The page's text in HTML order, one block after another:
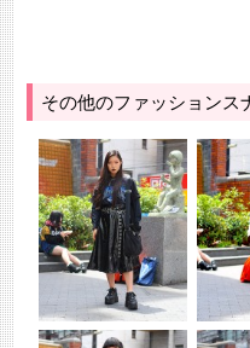
その他のファッションス